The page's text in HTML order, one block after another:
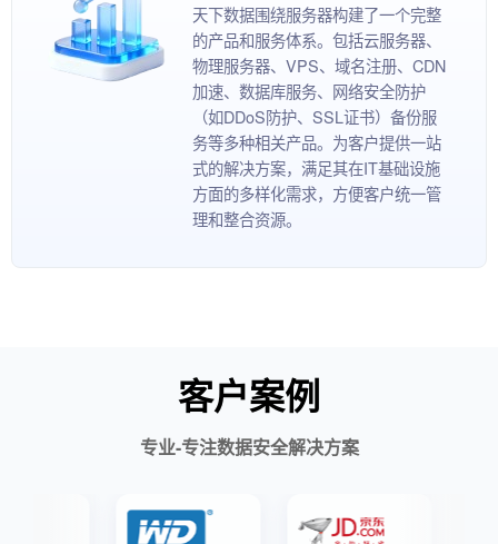
天下数据围绕服务器构建了一个完整
的产品和服务体系。包括云服务器、
物理服务器、VPS、域名注册、CDN
加速、数据库服务、网络安全防护
（如DDoS防护、SSL证书）备份服
务等多种相关产品。为客户提供一站
式的解决方案，满足其在IT基础设施
方面的多样化需求，方便客户统一管
理和整合资源。
客户案例
专业-专注数据安全解决方案